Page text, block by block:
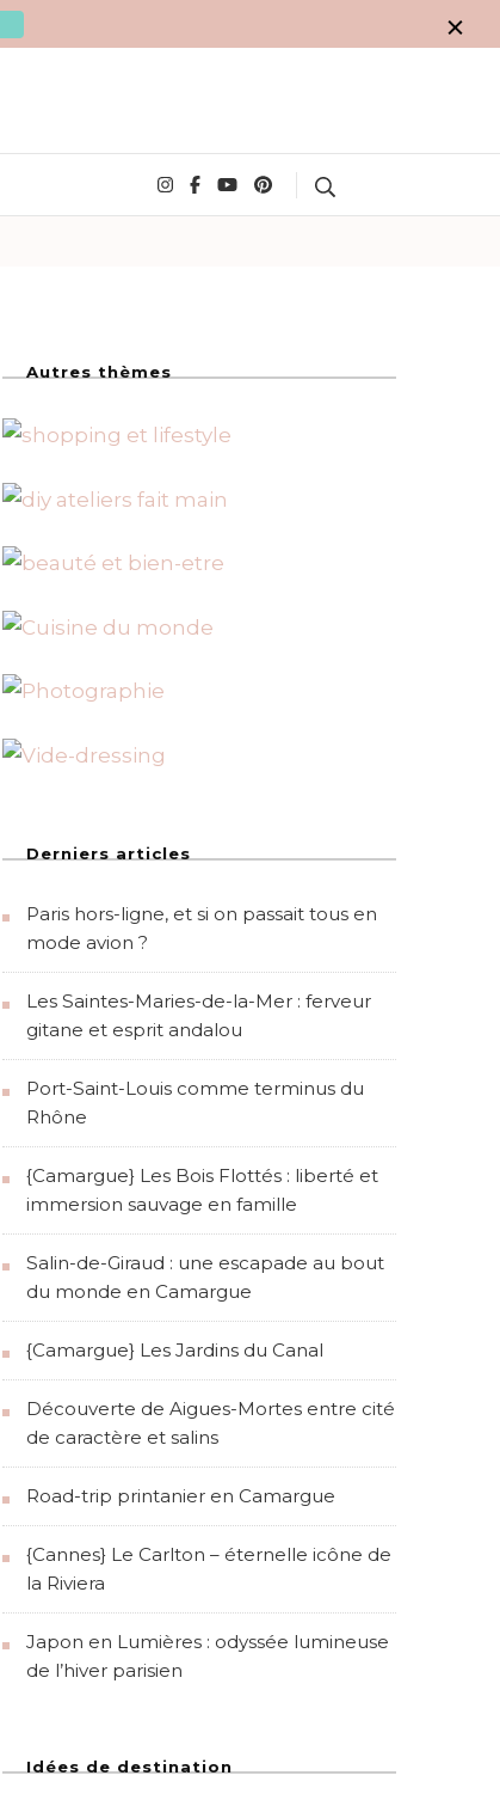
Autres thèmes
Derniers articles
Paris hors-ligne, et si on passait tous en
mode avion ?
Les Saintes-Maries-de-la-Mer : ferveur
gitane et esprit andalou
Port-Saint-Louis comme terminus du
Rhône
{Camargue} Les Bois Flottés : liberté et
immersion sauvage en famille
Salin-de-Giraud : une escapade au bout
du monde en Camargue
{Camargue} Les Jardins du Canal
Découverte de Aigues-Mortes entre cité
de caractère et salins
Road-trip printanier en Camargue
{Cannes} Le Carlton – éternelle icône de
la Riviera
Japon en Lumières : odyssée lumineuse
de l’hiver parisien
Idées de destination